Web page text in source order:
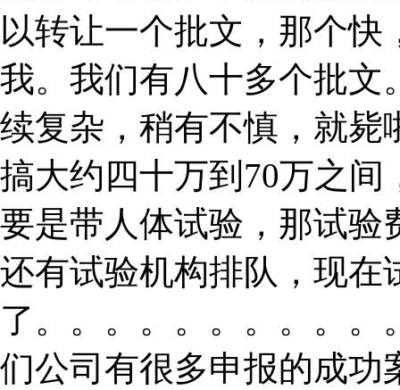
以转让一个批文，那个
我。我们有八十多个批文
续复杂，稍有不慎，就毙
搞大约四十万到70万之
要是带人体试验，那试验
还有试验机构排队，现在
了。。。。。。。。。
们公司有很多申报的成功